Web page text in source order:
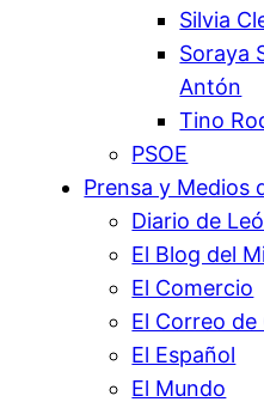
Silvia
Soraya
Antón
Tino
PSOE
Prensa y Medios
Diario de
El Blog del
El Comercio
El Correo de
El Español
El Mundo